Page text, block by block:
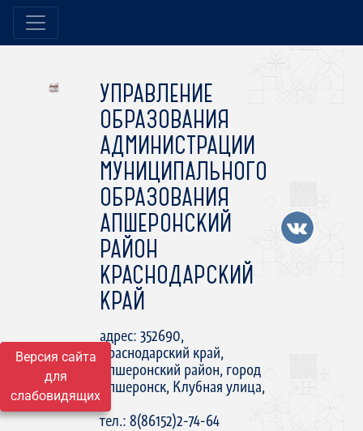
Версия сайта
для
слабовидящих
УПРАВЛЕНИЕ
ОБРАЗОВАНИЯ
АДМИНИСТРАЦИИ
МУНИЦИПАЛЬНОГО
ОБРАЗОВАНИЯ
АПШЕРОНСКИЙ
РАЙОН
КРАСНОДАРСКИЙ
КРАЙ
адрес: 352690,
Краснодарский край,
Апшеронский район, город
Апшеронск, Клубная улица,
15
тел.: 8(86152)2-74-64